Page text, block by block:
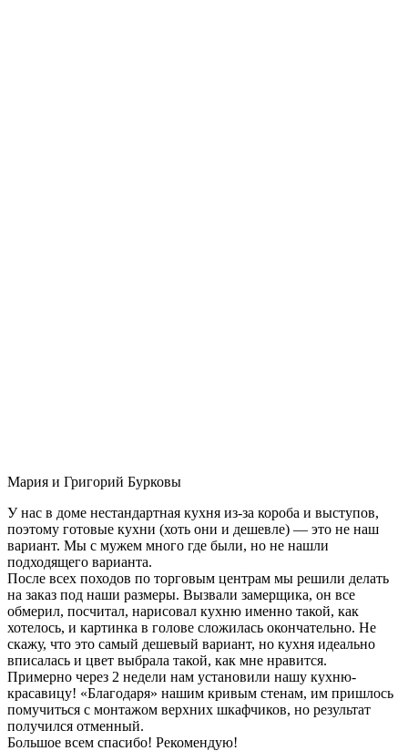
Мария и Григорий Бурковы
У нас в доме нестандартная кухня из-за короба и выступов,
поэтому готовые кухни (хоть они и дешевле) — это не наш
вариант. Мы с мужем много где были, но не нашли
подходящего варианта.
После всех походов по торговым центрам мы решили делать
на заказ под наши размеры. Вызвали замерщика, он все
обмерил, посчитал, нарисовал кухню именно такой, как
хотелось, и картинка в голове сложилась окончательно. Не
скажу, что это самый дешевый вариант, но кухня идеально
вписалась и цвет выбрала такой, как мне нравится.
Примерно через 2 недели нам установили нашу кухню-
красавицу! «Благодаря» нашим кривым стенам, им пришлось
помучиться с монтажом верхних шкафчиков, но результат
получился отменный.
Большое всем спасибо! Рекомендую!